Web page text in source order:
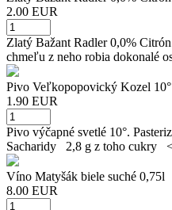
2.00 EUR
Zlatý Bažant Radler 0,0%
chmeľu z neho robia dokonalé
Pivo Veľkopopovický Kozel
1.90 EUR
Pivo výčapné svetlé 10°.
Sacharidy 2,8 g z toho cukry
Víno Matyšák biele suché 0,75l
8.00 EUR